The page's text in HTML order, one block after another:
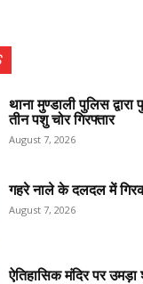
थाना मुण्डाली पुलिस
तीन पशु चोर गिरफ्तार
August 7, 2026
गहरे नाले के दलदल में
August 7, 2026
ऐतिहासिक मंदिर पर